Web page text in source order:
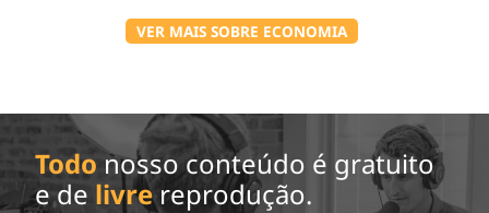
VER MAIS SOBRE ECONOMIA
Todo nosso conteúdo é gratuito
e de livrereprodução.